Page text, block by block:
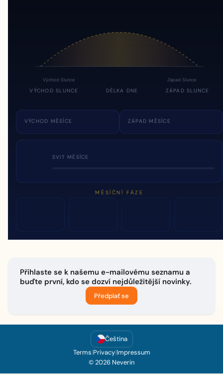
Východ Slunce Západ Slunce
VÝCHOD SLUNCE DÉLKA DNE ZÁPAD SLUNCE
VÝCHOD MĚSÍCE ZÁPAD MĚSÍCE
SVIT MĚSÍCE
MĚSÍČNÍ FÁZE
Přihlaste se k našemu e-mailovému seznamu a
buďte první, kdo se dozví nejdůležitější novinky.
Předplať se
Čeština
Terms|Privacy|Impressum
© 2026 Neverin